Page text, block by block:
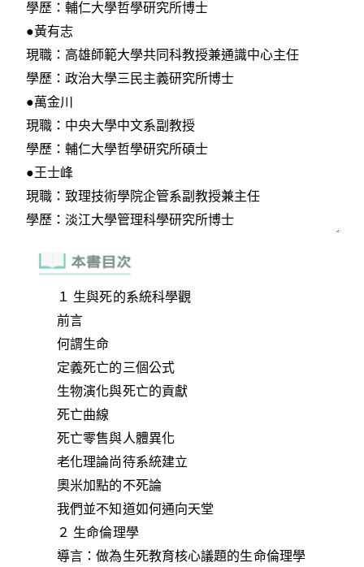
１ 生與死的系統科學觀
前言
何謂生命
定義死亡的三個公式
生物演化與死亡的貢獻
死亡曲線
死亡零售與人體異化
老化理論尚待系統建立
奧米加點的不死論
我們並不知道如何通向天堂
２ 生命倫理學
導言：做為生死教育核心議題的生命倫理學